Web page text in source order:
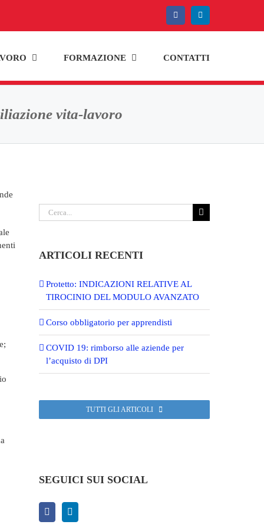
FacebookLinkedIn
FORMAZIONE CONTATTI
vita-lavoro
Cerca
per:
ARTICOLI RECENTI
Protetto: INDICAZIONI RELATIVE AL
TIROCINIO DEL MODULO AVANZATO
Corso obbligatorio per apprendisti
COVID 19: rimborso alle aziende per
l’acquisto di DPI
TUTTI GLI ARTICOLI
SEGUICI SUI SOCIAL